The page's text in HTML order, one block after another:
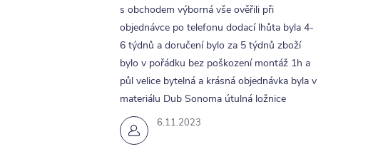
6.11.2023
s obchodem výborná vše ověřili při
objednávce po telefonu dodací lhůta byla 4-
6 týdnů a doručení bylo za 5 týdnů zboží
bylo v pořádku bez poškození montáž 1h a
půl velice bytelná a krásná objednávka byla v
materiálu Dub Sonoma útulná ložnice